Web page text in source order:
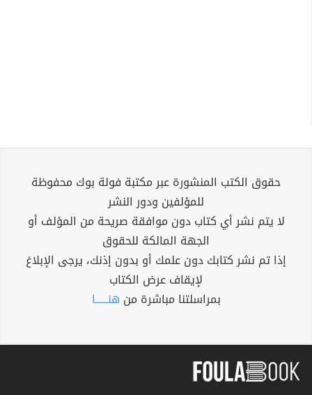
حقوق الكتب المنشورة عبر مكتبة فولة بوك محفوظة
للمؤلفين ودور النشر
لا يتم نشر أي كتاب دون موافقة صريحة من المؤلف أو
الجهة المالكة للحقوق
إذا تم نشر كتابك دون علمك أو بدون إذنك، يرجى الإبلاغ
لإيقاف عرض الكتاب
بمراسلتنا مباشرة من هنــــــا